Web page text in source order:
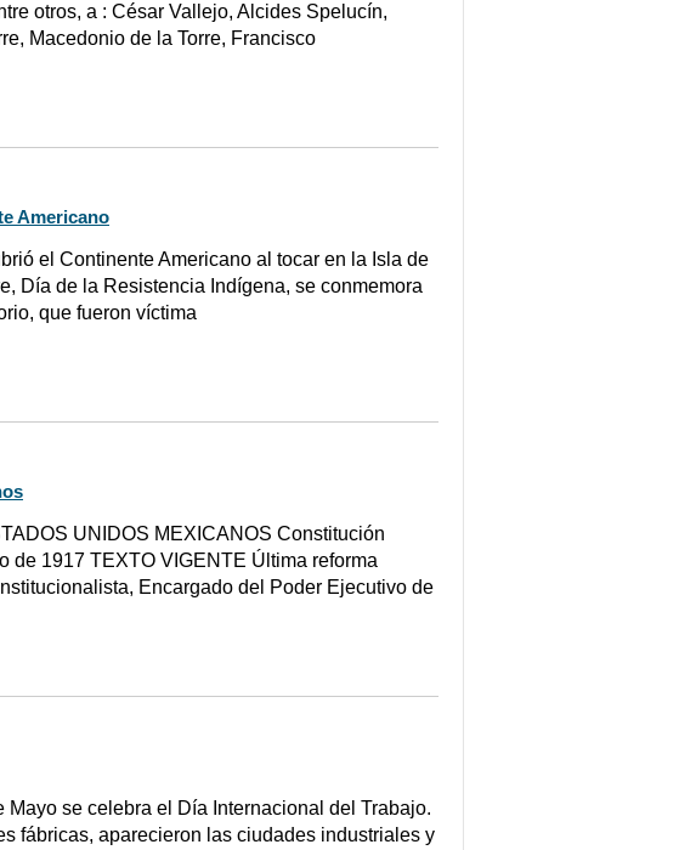
otros, a : César Vallejo, Alcides Spelucín,
Macedonio de la Torre, Francisco
Americano
el Continente Americano al tocar en la Isla de
Día de la Resistencia Indígena, se conmemora
que fueron víctima
UNIDOS MEXICANOS Constitución
de 1917 TEXTO VIGENTE Última reforma
Encargado del Poder Ejecutivo de
se celebra el Día Internacional del Trabajo.
fábricas, aparecieron las ciudades industriales y